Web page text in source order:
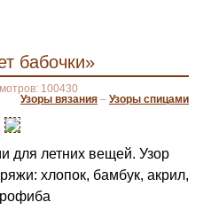
бабочки»
100430
Узоры вязания – Узоры спицами
для летних вещей. Узор
хлопок, бамбук, акрил,